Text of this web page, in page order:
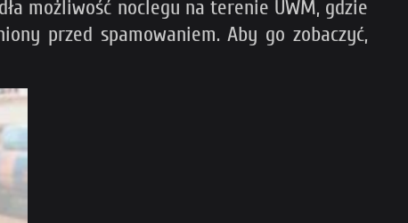
możliwość noclegu na terenie UWM, gdzie
przed spamowaniem. Aby go zobaczyć,